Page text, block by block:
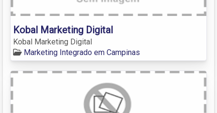
Kobal Marketing Digital
Kobal Marketing Digital
Marketing Integrado em Campinas